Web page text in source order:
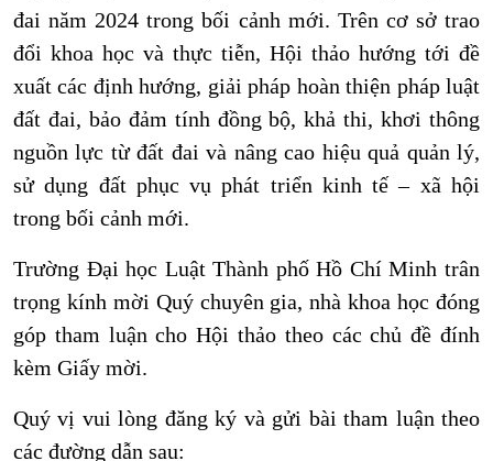
đai năm 2024 trong bối cảnh mới. Trên cơ sở trao
đổi khoa học và thực tiễn, Hội thảo hướng tới đề
xuất các định hướng, giải pháp hoàn thiện pháp luật
đất đai, bảo đảm tính đồng bộ, khả thi, khơi thông
nguồn lực từ đất đai và nâng cao hiệu quả quản lý,
sử dụng đất phục vụ phát triển kinh tế – xã hội
trong bối cảnh mới.
Trường Đại học Luật Thành phố Hồ Chí Minh trân
trọng kính mời Quý chuyên gia, nhà khoa học đóng
góp tham luận cho Hội thảo theo các chủ đề đính
kèm Giấy mời.
Quý vị vui lòng đăng ký và gửi bài tham luận theo
các đường dẫn sau: